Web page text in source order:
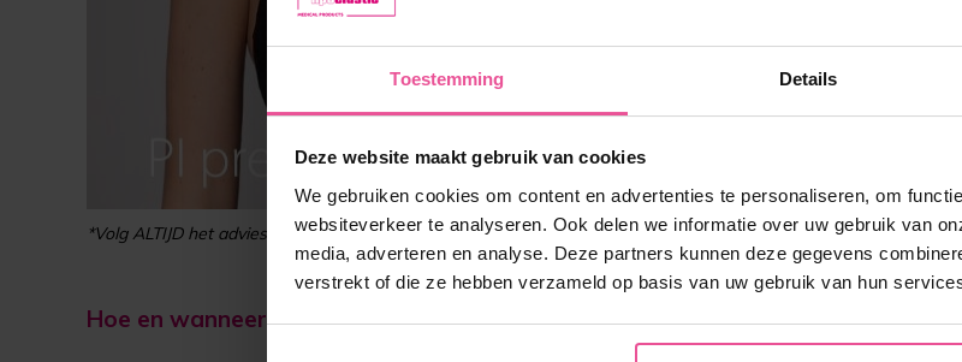
Toestemming Details
Deze website maakt gebruik van cookies
We gebruiken cookies om content en advertenties te personaliseren, om
websiteverkeer te analyseren. Ook delen we informatie over uw gebruik van
media, adverteren en analyse. Deze partners kunnen deze gegevens
verstrekt of die ze hebben verzameld op basis van uw gebruik van hun
*Volg ALTIJD het advies van je chirurg of arts.
Hoe en wanneer meet ik mijn maat op?